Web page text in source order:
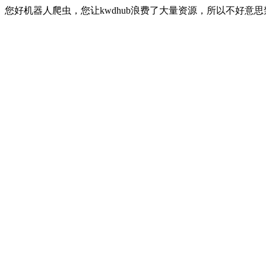
您好机器人爬虫，您让kwdhub浪费了大量资源，所以不好意思